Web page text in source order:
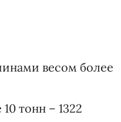
весом более
тонн – 1322